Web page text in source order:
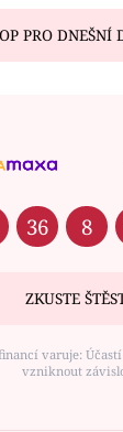
PRO DNEŠNÍ
36 8
ZKUSTE
varuje:
vzniknout